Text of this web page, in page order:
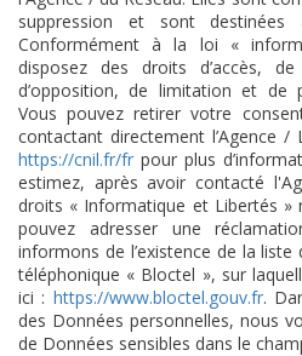
suppression et sont
Conformément à la loi «
disposez des droits d’accès, de
d’opposition, de limitation et de
Vous pouvez retirer votre
contactant directement l’Agence /
https://cnil.fr/fr pour plus
estimez, après avoir contacté
droits « Informatique et Libertés »
pouvez adresser une
informons de l’existence de la
téléphonique « Bloctel », sur
ici : https://www.bloctel.gouv.fr.
des Données personnelles, nous
de Données sensibles dans le